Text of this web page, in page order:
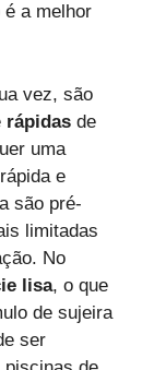
a melhor
vez, são
rápidas de
uma
e
são pré-
limitadas
No
lisa, o que
de sujeira
ser